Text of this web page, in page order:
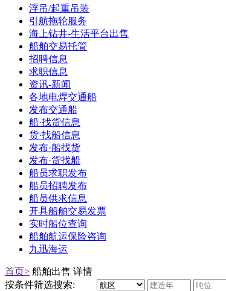
浮吊/起重吊装
引航拖轮服务
海上钻井-生活平台出售
船舶交易托管
招聘信息
求职信息
资讯-新闻
各地电焊交通船
发布交通船
船·找货信息
货·找船信息
发布·船找货
发布·货找船
船员求职发布
船员招聘发布
船员供求信息
开具船舶交易发票
实时船位查询
船舶航运保险咨询
九迅海运
首页> 船舶出售 详情
按条件筛选搜索: